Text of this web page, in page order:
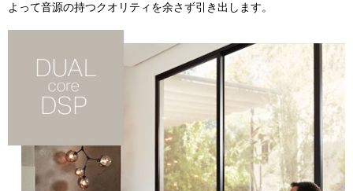
よって音源の持つクオリティを余さず引き出します。